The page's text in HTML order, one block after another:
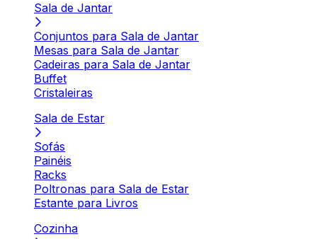
Sala de Jantar
Conjuntos para Sala de Jantar
Mesas para Sala de Jantar
Cadeiras para Sala de Jantar
Buffet
Cristaleiras
Sala de Estar
Sofás
Painéis
Racks
Poltronas para Sala de Estar
Estante para Livros
Cozinha